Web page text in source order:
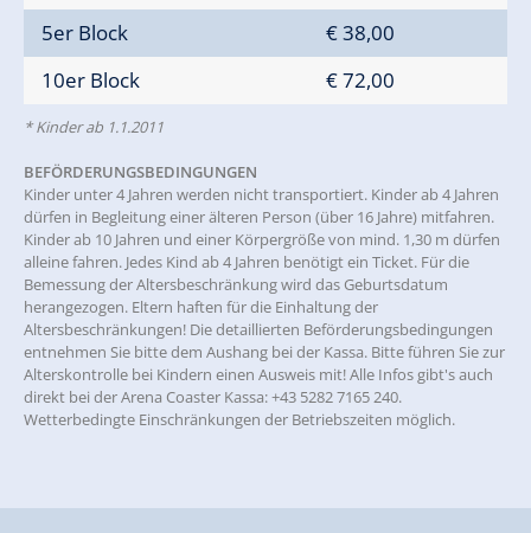
5er Block
€ 38,00
10er Block
€ 72,00
* Kinder ab 1.1.2011
BEFÖRDERUNGSBEDINGUNGEN
Kinder unter 4 Jahren werden nicht transportiert. Kinder ab 4 Jahren
dürfen in Begleitung einer älteren Person (über 16 Jahre) mitfahren.
Kinder ab 10 Jahren und einer Körpergröße von mind. 1,30 m dürfen
alleine fahren. Jedes Kind ab 4 Jahren benötigt ein Ticket. Für die
Bemessung der Altersbeschränkung wird das Geburtsdatum
herangezogen. Eltern haften für die Einhaltung der
Altersbeschränkungen! Die detaillierten Beförderungsbedingungen
entnehmen Sie bitte dem Aushang bei der Kassa. Bitte führen Sie zur
Alterskontrolle bei Kindern einen Ausweis mit! Alle Infos gibt's auch
direkt bei der Arena Coaster Kassa: +43 5282 7165 240.
Wetterbedingte Einschränkungen der Betriebszeiten möglich.